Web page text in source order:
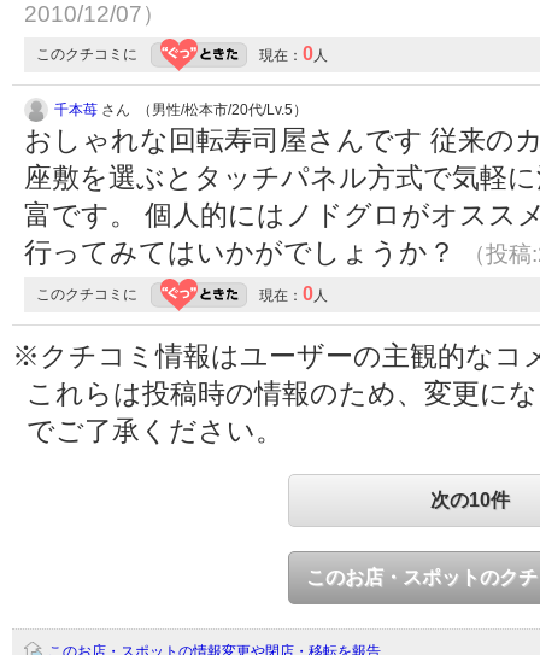
2010/12/07）
このクチコミに 現在： 0人
千本苺 さん （男性/松本市/20代/Lv.5）
おしゃれな回転寿司屋さんです 従来の
座敷を選ぶとタッチパネル方式で気軽
富です。 個人的にはノドグロがオスス
行ってみてはいかがでしょうか？
（投
このクチコミに 現在： 0人
※クチコミ情報はユーザーの主観的なコ
これらは投稿時の情報のため、変更に
でご了承ください。
次の10件
このお店・スポットのク
このお店・スポットの情報変更や閉店・移転を報告